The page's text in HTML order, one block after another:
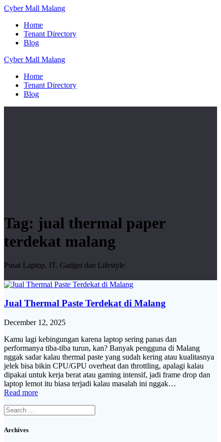
Skip
content
CyberMall Malang
Home
Tenant Directory
Blog
CyberMall Malang
Home
Tenant Directory
Blog
Tag: jual thermal paper
terdekat malang
Pusat Laptop, IT, Gadget dan Lifestyle
Jual Thermal Paste Terdekat di Malang
December 12, 2025
Kamu lagi kebingungan karena laptop sering panas dan
performanya tiba-tiba turun, kan? Banyak pengguna di Malang
nggak sadar kalau thermal paste yang sudah kering atau kualitasnya
jelek bisa bikin CPU/GPU overheat dan throttling, apalagi kalau
dipakai untuk kerja berat atau gaming intensif, jadi frame drop dan
laptop lemot itu biasa terjadi kalau masalah ini nggak…
Read more
Search
for:
Archives